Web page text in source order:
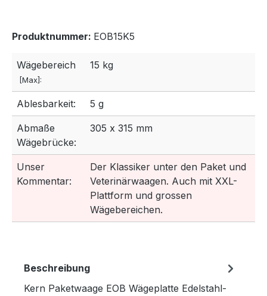
Produktnummer: EOB15K5
Wägebereich
[Max]:
15 kg
Ablesbarkeit: 5 g
Abmaße
Wägebrücke:
305 x 315 mm
Unser
Kommentar:
Der Klassiker unter den Paket und
Veterinärwaagen. Auch mit XXL-
Plattform und grossen
Wägebereichen.
Beschreibung
Kern Paketwaage EOB Wägeplatte Edelstahl-